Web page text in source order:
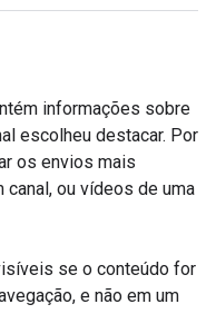
informações sobre
escolheu destacar. Por
os envios mais
ou vídeos de uma
se o conteúdo for
e não em um